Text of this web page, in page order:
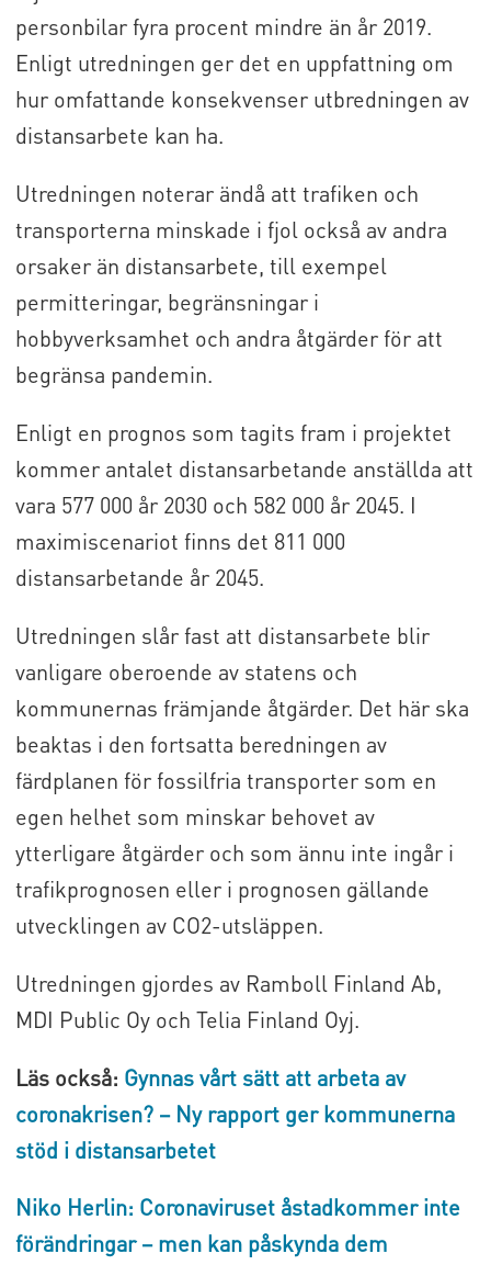
personbilar fyra procent mindre än år 2019.
Enligt utredningen ger det en uppfattning om
hur omfattande konsekvenser utbredningen av
distansarbete kan ha.
Utredningen noterar ändå att trafiken och
transporterna minskade i fjol också av andra
orsaker än distansarbete, till exempel
permitteringar, begränsningar i
hobbyverksamhet och andra åtgärder för att
begränsa pandemin.
Enligt en prognos som tagits fram i projektet
kommer antalet distansarbetande anställda att
vara 577 000 år 2030 och 582 000 år 2045. I
maximiscenariot finns det 811 000
distansarbetande år 2045.
Utredningen slår fast att distansarbete blir
vanligare oberoende av statens och
kommunernas främjande åtgärder. Det här ska
beaktas i den fortsatta beredningen av
färdplanen för fossilfria transporter som en
egen helhet som minskar behovet av
ytterligare åtgärder och som ännu inte ingår i
trafikprognosen eller i prognosen gällande
utvecklingen av CO2-utsläppen.
Utredningen gjordes av Ramboll Finland Ab,
MDI Public Oy och Telia Finland Oyj.
Läs också: Gynnas vårt sätt att arbeta av
coronakrisen? – Ny rapport ger kommunerna
stöd i distansarbetet
Niko Herlin: Coronaviruset åstadkommer inte
förändringar – men kan påskynda dem